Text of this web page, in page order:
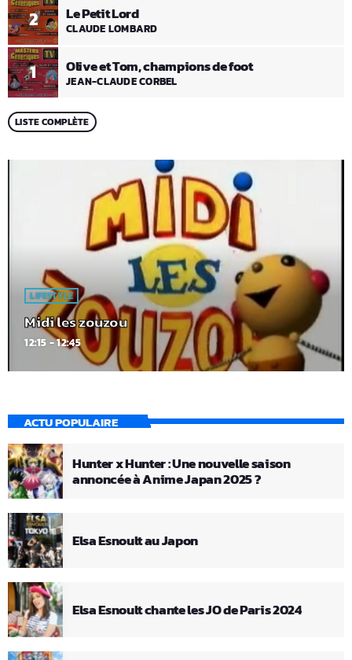
1 Olive et Tom, champions de foot
JEAN-CLAUDE CORBEL
2 Le Petit Lord
CLAUDE LOMBARD
LISTE COMPLÈTE
LIFESTYLE
Midi les zouzou
12:15 - 12:45
ACTU POPULAIRE
Hunter x Hunter : Une nouvelle saison
annoncée à Anime Japan 2025 ?
Elsa Esnoult au Japon
Elsa Esnoult chante les JO de Paris 2024